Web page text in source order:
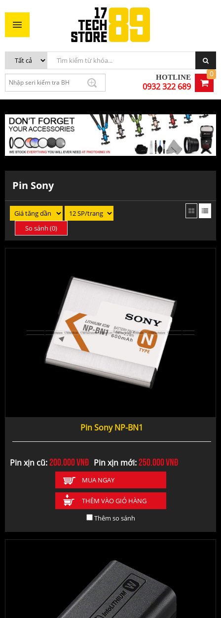
HOTLINE
0932 322 689
0
Pin Sony
So sánh (0)
Pin Sony NP-BN1
Pin xịn cũ:200.000vnđ Pin xịn mới:250.000vnđ
MUA NGAY
THÊM VÀO GIỎ HÀNG
Thêm so sánh